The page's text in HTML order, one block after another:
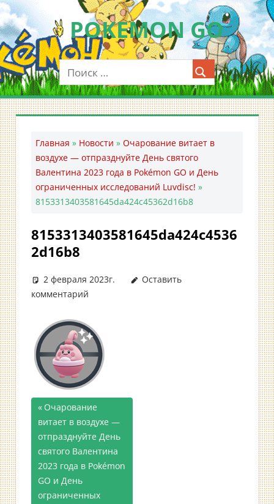
Перейти
к
содержимомуPOKEMON GO
Мобильное
приложение
для
ловли
Главная » Новости » Очарование витает в
воздухе — отпразднуйте День святого
Валентина 2023 года в Pokémon GO и День
ограниченных исследований Luvdisc! »
8153313403581645da424c45362d16b8
8153313403581645da424c4536
2d16b8
2 февраля 2023г.
Оставить
комментарий
Навигация
по
записям
Предыдущая
запись;
Очарование
витает в воздухе —
отпразднуйте День
святого Валентина
2023 года в Pokémon
GO и День
ограниченных